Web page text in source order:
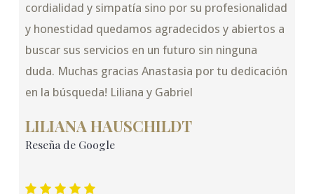
cordialidad y simpatía sino por su profesionalidad
y honestidad quedamos agradecidos y abiertos a
buscar sus servicios en un futuro sin ninguna
duda. Muchas gracias Anastasia por tu dedicación
en la búsqueda! Liliana y Gabriel
LILIANA HAUSCHILDT
Reseña de Google